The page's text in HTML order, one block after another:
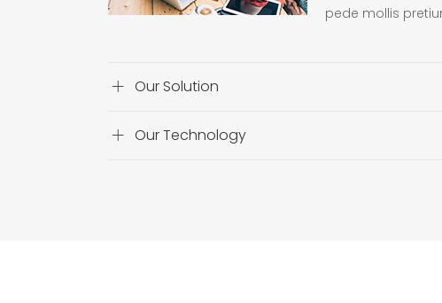
pede mollis
Our Solution
Our Technology